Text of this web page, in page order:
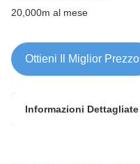
20,000m al mese
Ottieni Il Miglior Prezzo
Informazioni Dettagliate